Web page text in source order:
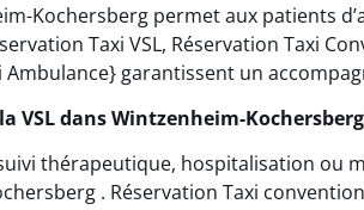
Kochersberg permet aux patients
Taxi VSL, Réservation Taxi
Ambulance} garantissent un
VSL dans Wintzenheim-
thérapeutique, hospitalisation ou
. Réservation Taxi